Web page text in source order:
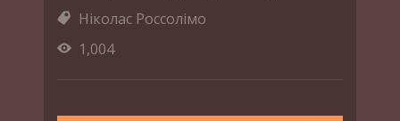
Ніколас Россолімо
1,004